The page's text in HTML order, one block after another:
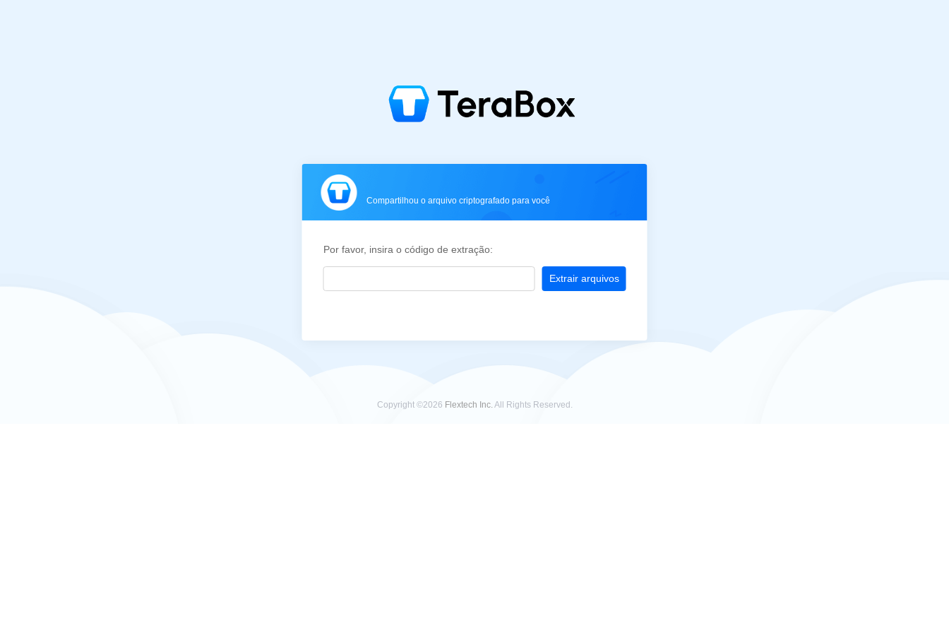
Compartilhou o arquivo criptografado para você
Por favor, insira o código de extração:
Extrair arquivos
Copyright ©2026 Flextech Inc.All Rights Reserved.